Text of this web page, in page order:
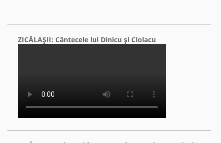
ZICĂLAŞII: Cântecele lui Dinicu şi Ciolacu